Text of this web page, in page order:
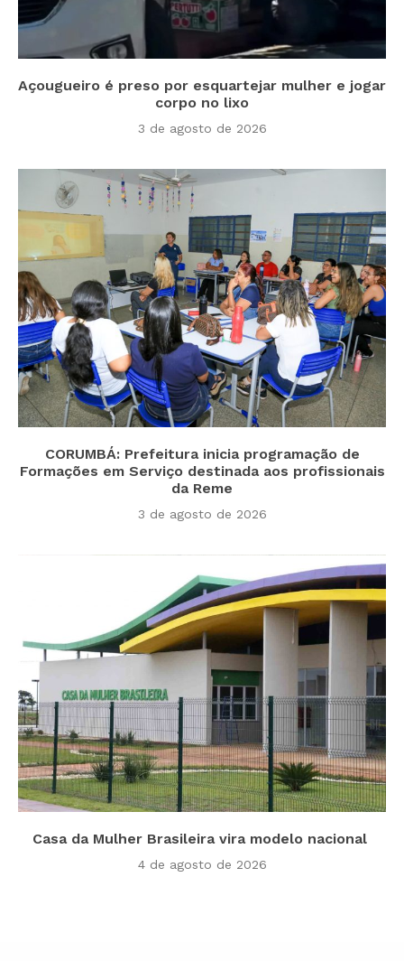
Açougueiro é preso por esquartejar mulher e jogar
corpo no lixo
3 de agosto de 2026
CORUMBÁ: Prefeitura inicia programação de
Formações em Serviço destinada aos profissionais
da Reme
3 de agosto de 2026
Casa da Mulher Brasileira vira modelo nacional
4 de agosto de 2026